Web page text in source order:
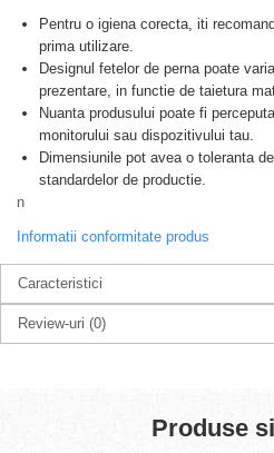
Pentru o igiena corecta, iti
prima utilizare.
Designul fetelor de perna poate
prezentare, in functie de taietura
Nuanta produsului poate fi
monitorului sau dispozitivului tau.
Dimensiunile pot avea o toleranta
standardelor de productie.
n
Informatii conformitate produs
Caracteristici
Review-uri (0)
Produse